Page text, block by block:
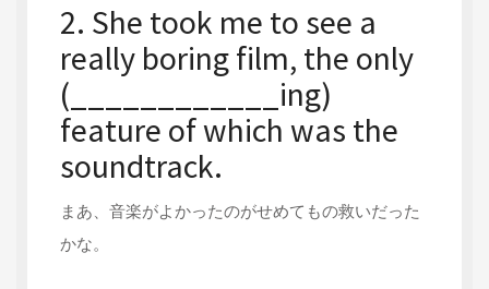
2. She took me to see a
really boring film, the only
(____________ing)
feature of which was the
soundtrack.
まあ、音楽がよかったのがせめてもの救いだった
かな。